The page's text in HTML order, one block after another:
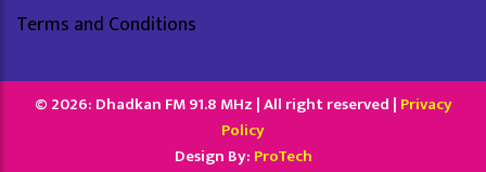
Terms and Conditions
© 2026: Dhadkan FM 91.8 MHz | All right reserved | Privacy
Policy
Design By: ProTech